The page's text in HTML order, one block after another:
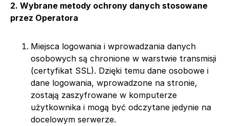
2. Wybrane metody ochrony danych stosowane
przez Operatora
Miejsca logowania i wprowadzania danych
osobowych są chronione w warstwie transmisji
(certyfikat SSL). Dzięki temu dane osobowe i
dane logowania, wprowadzone na stronie,
zostają zaszyfrowane w komputerze
użytkownika i mogą być odczytane jedynie na
docelowym serwerze.